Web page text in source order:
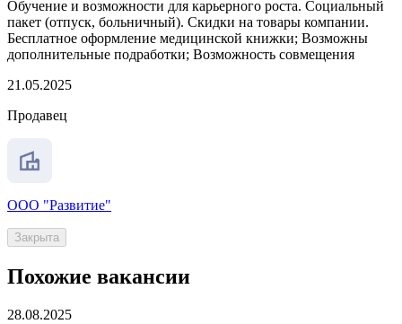
Обучение и возможности для карьерного роста. Социальный
пакет (отпуск, больничный). Скидки на товары компании.
Бесплатное оформление медицинской книжки; Возможны
дополнительные подработки; Возможность совмещения
21.05.2025
Продавец
ООО "Развитие"
Закрыта
Похожие вакансии
28.08.2025